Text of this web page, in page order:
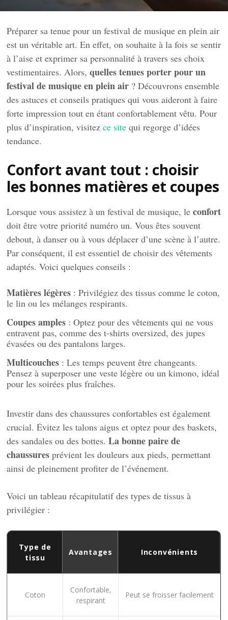
Préparer sa tenue pour un festival de musique en plein air
est un véritable art. En effet, on souhaite à la fois se sentir
à l’aise et exprimer sa personnalité à travers ses choix
vestimentaires. Alors,quelles tenues porter pour un
festival de musique en plein air ? Découvrons ensemble
des astuces et conseils pratiques qui vous aideront à faire
forte impression tout en étant confortablement vêtu. Pour
plus d’inspiration, visitezce site qui regorge d’idées
tendance.
Confort avant tout : choisir
les bonnes matières et coupes
Lorsque vous assistez à un festival de musique, leconfort
doit être votre priorité numéro un. Vous êtes souvent
debout, à danser ou à vous déplacer d’une scène à l’autre.
Par conséquent, il est essentiel de choisir des vêtements
adaptés. Voici quelques conseils :
Matières légères : Privilégiez des tissus comme le coton,
le lin ou les mélanges respirants.
Coupes amples : Optez pour des vêtements qui ne vous
entravent pas, comme des t-shirts oversized, des jupes
évasées ou des pantalons larges.
Multicouches : Les temps peuvent être changeants.
Pensez à superposer une veste légère ou un kimono, idéal
pour les soirées plus fraîches.
Investir dans des chaussures confortables est également
crucial. Évitez les talons aigus et optez pour des baskets,
des sandales ou des bottes.La bonne paire de
chaussures prévient les douleurs aux pieds, permettant
ainsi de pleinement profiter de l’événement.
Voici un tableau récapitulatif des types de tissus à
privilégier :
Type de
tissu
Avantages Inconvénients
Coton
Confortable,
respirant
Peut se froisser facilement